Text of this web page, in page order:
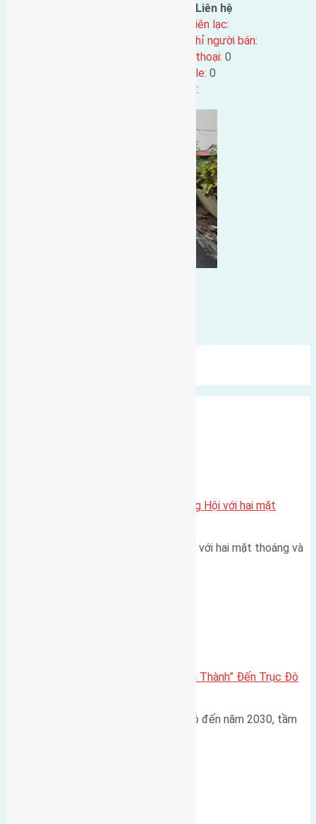
Liên hệ
Tên liên lạc:
Địa chỉ người bán:
Điện thoại: 0
Mobile: 0
Email:
Một vị trí hiếm còn lại tại X1 Đông Hội với hai mặt
Một góc tái định cư X1 Đông Hội với hai mặt thoáng và
Đông Anh 2026: Từ “Huyện Ngoại Thành” Đến Trục Đô
Trong bối cảnh Quy hoạch Thủ đô đến năm 2030, tầm